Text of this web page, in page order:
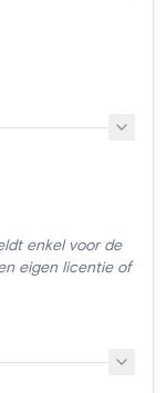
enkel voor de
eigen licentie of